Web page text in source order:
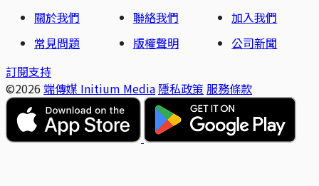
關於我們
聯絡我們
加入我們
常見問題
版權聲明
公司新聞
訂閱支持
©2026 端傳媒 Initium Media 隱私政策 服務條款